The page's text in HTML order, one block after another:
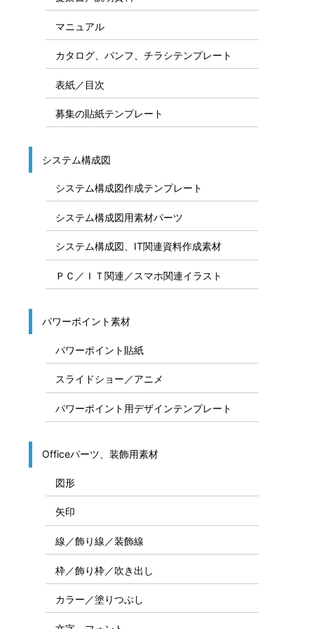
マニュアル
カタログ、パンフ、チラシテンプレート
表紙／目次
募集の貼紙テンプレート
システム構成図
システム構成図作成テンプレート
システム構成図用素材パーツ
システム構成図、IT関連資料作成素材
ＰＣ／ＩＴ関連／スマホ関連イラスト
パワーポイント素材
パワーポイント貼紙
スライドショー／アニメ
パワーポイント用デザインテンプレート
Officeパーツ、装飾用素材
図形
矢印
線／飾り線／装飾線
枠／飾り枠／吹き出し
カラー／塗りつぶし